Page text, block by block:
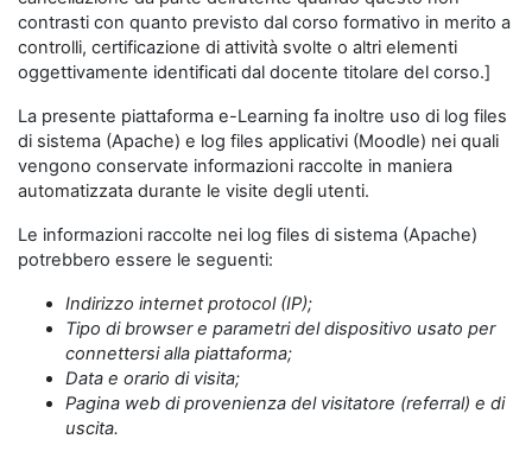
contrasti con quanto previsto dal corso formativo in merito a
controlli, certificazione di attività svolte o altri elementi
oggettivamente identificati dal docente titolare del corso.]
La presente piattaforma e-Learning fa inoltre uso di log files
di sistema (Apache) e log files applicativi (Moodle) nei quali
vengono conservate informazioni raccolte in maniera
automatizzata durante le visite degli utenti.
Le informazioni raccolte nei log files di sistema (Apache)
potrebbero essere le seguenti:
Indirizzo internet protocol (IP);
Tipo di browser e parametri del dispositivo usato per
connettersi alla piattaforma;
Data e orario di visita;
Pagina web di provenienza del visitatore (referral) e di
uscita.